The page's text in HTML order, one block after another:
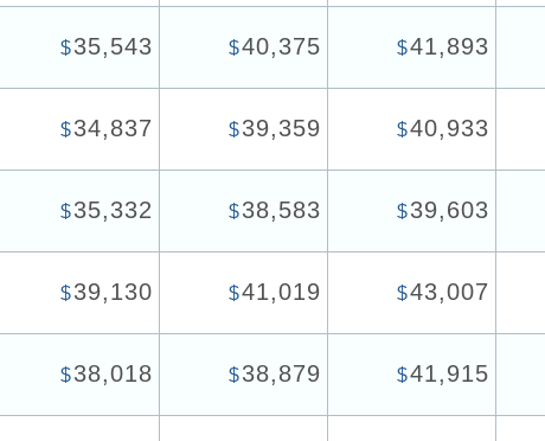
$35,543 $40,375 $41,893
$34,837 $39,359 $40,933
$35,332 $38,583 $39,603
$39,130 $41,019 $43,007
$38,018 $38,879 $41,915